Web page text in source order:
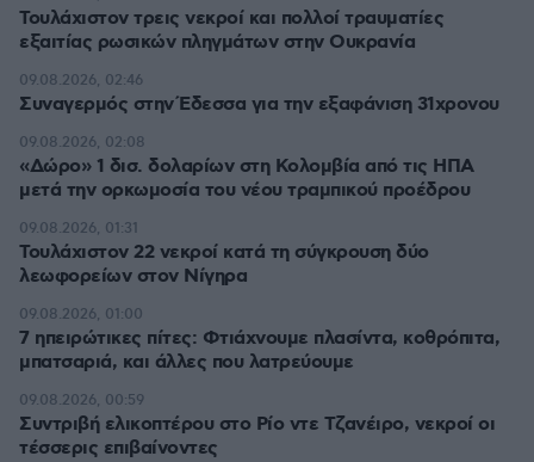
Τουλάχιστον τρεις νεκροί και πολλοί τραυματίες
εξαιτίας ρωσικών πληγμάτων στην Ουκρανία
Συναγερμός στην Έδεσσα για την εξαφάνιση 31χρονου
09.08.2026, 02:46
«Δώρο» 1 δισ. δολαρίων στη Κολομβία από τις ΗΠΑ
μετά την ορκωμοσία του νέου τραμπικού προέδρου
09.08.2026, 02:08
Τουλάχιστον 22 νεκροί κατά τη σύγκρουση δύο
λεωφορείων στον Νίγηρα
09.08.2026, 01:31
7 ηπειρώτικες πίτες: Φτιάχνουμε πλασίντα, κοθρόπιτα,
μπατσαριά, και άλλες που λατρεύουμε
09.08.2026, 01:00
Συντριβή ελικοπτέρου στο Ρίο ντε Τζανέιρο, νεκροί οι
τέσσερις επιβαίνοντες
09.08.2026, 00:59